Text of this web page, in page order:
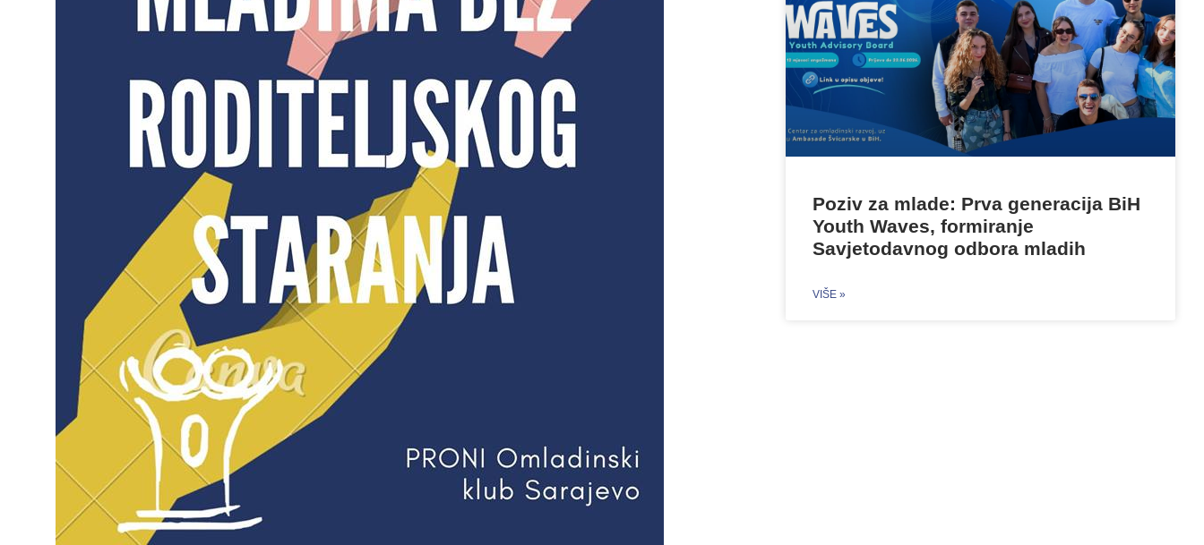
Poziv za mlade: Prva generacija BiH
Youth Waves, formiranje
Savjetodavnog odbora mladih
VIŠE »